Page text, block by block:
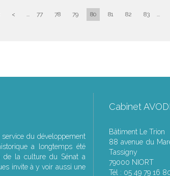
< ... 77 78 79 80 81 82 83 ...
du développement
a longtemps été
de la culture du Sénat a
invite à y voir aussi une
Cabinet
Bâtiment Le Trion
88 avenue du
Tassigny
79000 NIORT
Tél : 05 49 79 16